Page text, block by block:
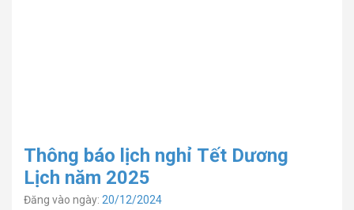
Thông báo lịch nghỉ Tết Dương
Lịch năm 2025
Đăng vào ngày: 20/12/2024